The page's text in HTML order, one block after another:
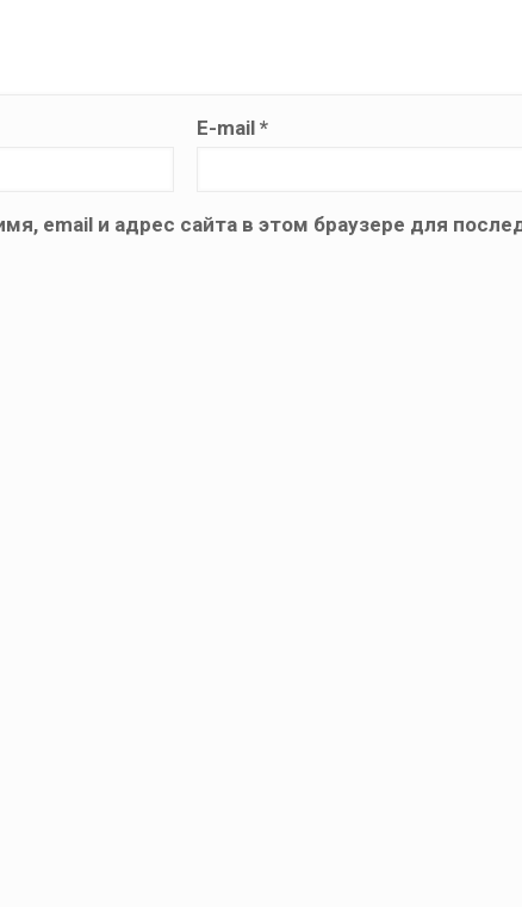
E-mail*
email и адрес сайта в этом браузере для